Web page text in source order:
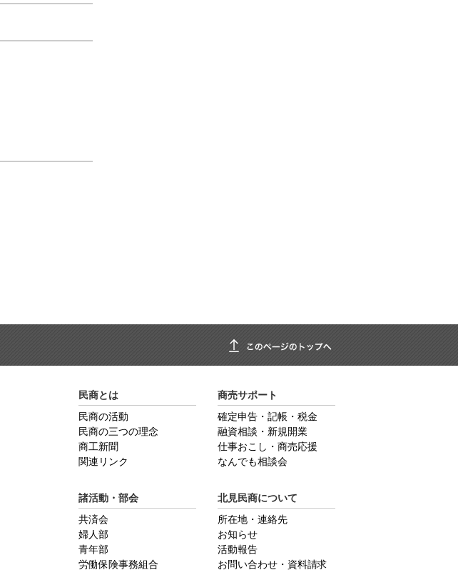
民商とは
民商の活動
民商の三つの理念
商工新聞
関連リンク
商売サポート
確定申告・記帳・税金
融資相談・新規開業
仕事おこし・商売応援
なんでも相談会
諸活動・部会
共済会
婦人部
青年部
労働保険事務組合
北見民商について
所在地・連絡先
お知らせ
活動報告
お問い合わせ・資料請求